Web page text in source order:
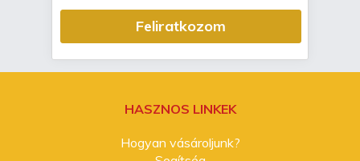
Feliratkozom
HASZNOS LINKEK
Hogyan vásároljunk?